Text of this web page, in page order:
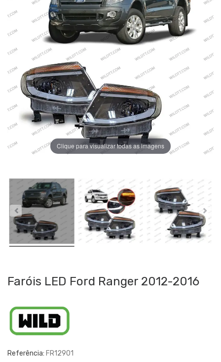
Clique para visualizar todas as imagens
Faróis LED Ford Ranger 2012-2016
Referência: FR12901